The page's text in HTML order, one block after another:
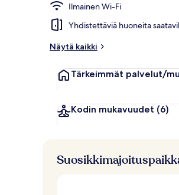
Ilmainen Wi-Fi
Yhdistettäviä huoneita
Näytä kaikki
Tärkeimmät palvelut/
Kodin mukavuudet (6)